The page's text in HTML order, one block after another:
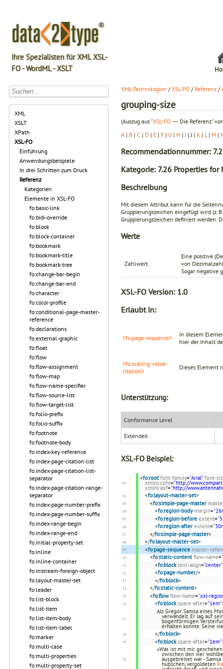
Ihre Spezialisten für XML XSL-
FO - WordML - XSLT
XML
XSLT
XPath
XSL-FO
Einführung
Anwendungsbeispiele
In drei Schritten zum Druck
Referenz
Kategorien
Elemente in XSL-FO
fo:basic-link
fo:bidi-override
fo:block
fo:block-container
fo:bookmark
fo:bookmark-title
fo:bookmark-tree
fo:change-bar-begin
fo:change-bar-end
fo:character
fo:color-profile
fo:conditional-page-master-
reference
fo:declarations
fo:external-graphic
fo:float
fo:flow
fo:flow-assignment
fo:flow-map
fo:flow-name-specifier
fo:flow-source-list
fo:flow-target-list
fo:folio-prefix
fo:folio-suffix
fo:footnote
fo:footnote-body
fo:index-key-reference
fo:index-page-citation-list
fo:index-page-citation-list-
separator
fo:index-page-citation-range-
separator
fo:index-page-number-prefix
fo:index-page-number-suffix
fo:index-range-begin
fo:index-range-end
fo:initial-property-set
fo:inline
fo:inline-container
fo:instream-foreign-object
fo:layout-master-set
fo:leader
fo:list-block
fo:list-item
fo:list-item-body
fo:list-item-label
fo:marker
fo:multi-case
fo:multi-properties
fo:multi-property-set
XML-Technologien /XSL-FO / Referenz /
grouping-size
(Auszug aus "XSL-FO ― Die Referenz"
A | B | C | D | E | F | G | H | I | J | K | L | M |
Recommendationnummer:
Kategorie: 7.26 Properties
Beschreibung
Mit diesem Attribut kann für die
Gruppierungszeichen eingefügt wird (z.
Gruppierungszeichen definiert werden.
Werte
Zahlwert
Eine positive
von
Sogar negative
XSL-FO Version: 1.0
Erlaubt in:
<fo:page-sequence>
In diesem
hier der Inhalt
<fo:scaling-value-
citation>
Dieses Element
Unterstützung:
Conformance Level
Extended
XSL-FO Beispiel:
<fo:root font-family="Arial" font-
xmlns:cpfo="http://
xmlns:axf="http://
<fo:layout-master-set>
<fo:simple-page-master
<fo:region-body margin=
<fo:region-before extent=
<fo:region-after extent=
</fo:simple-page-master>
</fo:layout-master-set>
<fo:page-sequence master-
<fo:static-content flow-name=
<fo:block text-align="center"
<fo:page-number/>
</fo:block>
</fo:static-content>
<fo:flow flow-name="xsl-
<fo:block space-after="1em"
Als Gregor Samsa eines
verwandelt. Er lag auf
bogenförmigen
erhalten konnte. Seine
</fo:block>
<fo:block space-after="1em"
»Was ist mit mir
zwischen den vier
ausgebreitet war -
hübschen, vergoldeten